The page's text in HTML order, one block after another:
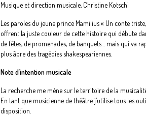
Musique et direction musicale, Christine Kotschi
Les paroles du jeune prince Mamilius « Un conte
offrent la juste couleur de cette histoire qui débute
de fêtes, de promenades, de banquets… mais qui va
plus âpre des tragédies shakespeariennes.
Note d’intention musicale
La recherche me mène sur le territoire de la
En tant que musicienne de théâtre j’utilise tous les
disposition.